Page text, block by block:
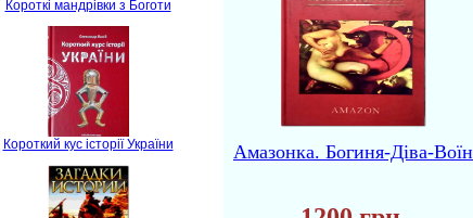
Короткі мандрівки з Боготи
Короткий кус історії України Амазонка. Богиня-Діва-Воїн